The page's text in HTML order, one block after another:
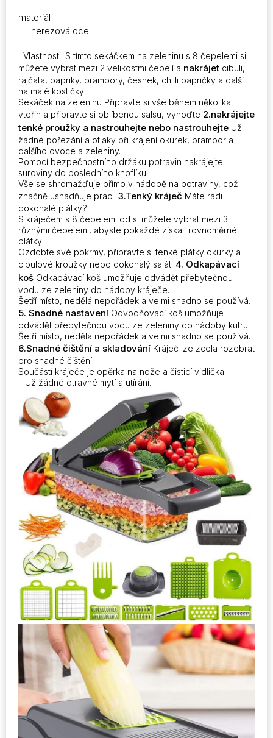
materiál
nerezová ocel
Vlastnosti: S tímto sekáčkem na zeleninu s 8 čepelemi si
můžete vybrat mezi 2 velikostmi čepelí a nakrájet cibuli,
rajčata, papriky, brambory, česnek, chilli papričky a další
na malé kostičky!
Sekáček na zeleninu Připravte si vše během několika
vteřin a připravte si oblíbenou salsu, vyhoďte 2.nakrájejte
tenké proužky a nastrouhejte nebo nastrouhejte Už
žádné pořezání a otlaky při krájení okurek, brambor a
dalšího ovoce a zeleniny.
Pomocí bezpečnostního držáku potravin nakrájejte
suroviny do posledního knoflíku.
Vše se shromažďuje přímo v nádobě na potraviny, což
značně usnadňuje práci. 3.Tenký kráječ Máte rádi
dokonalé plátky?
S kráječem s 8 čepelemi od si můžete vybrat mezi 3
různými čepelemi, abyste pokaždé získali rovnoměrné
plátky!
Ozdobte své pokrmy, připravte si tenké plátky okurky a
cibulové kroužky nebo dokonalý salát. 4. Odkapávací
koš Odkapávací koš umožňuje odvádět přebytečnou
vodu ze zeleniny do nádoby kráječe.
Šetří místo, nedělá nepořádek a velmi snadno se používá.
5. Snadné nastavení Odvodňovací koš umožňuje
odvádět přebytečnou vodu ze zeleniny do nádoby kutru.
Šetří místo, nedělá nepořádek a velmi snadno se používá.
6.Snadné čištění a skladování Kráječ lze zcela rozebrat
pro snadné čištění.
Součástí kráječe je opěrka na nože a čisticí vidlička!
– Už žádné otravné mytí a utírání.